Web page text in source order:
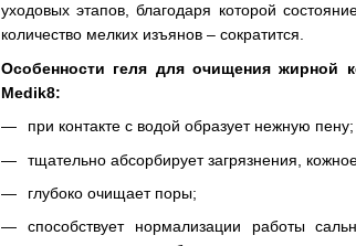
уходовых этапов, благодаря которой
количество мелких изъянов – сократится.
Особенности геля для очищения жирной
Medik8:
при контакте с водой образует нежную пену;
тщательно абсорбирует загрязнения,
глубоко очищает поры;
способствует нормализации работы